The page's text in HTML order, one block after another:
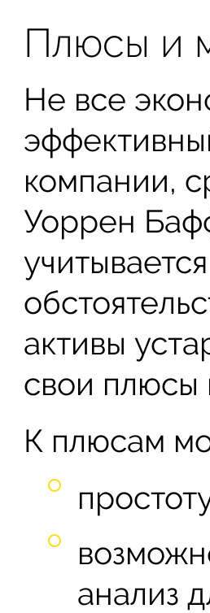
Плюсы и
Не все
компании,
Уоррен
активы
свои плюсы
К плюсам
анализ